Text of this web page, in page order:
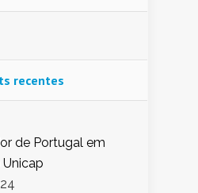
recentes
de Portugal em